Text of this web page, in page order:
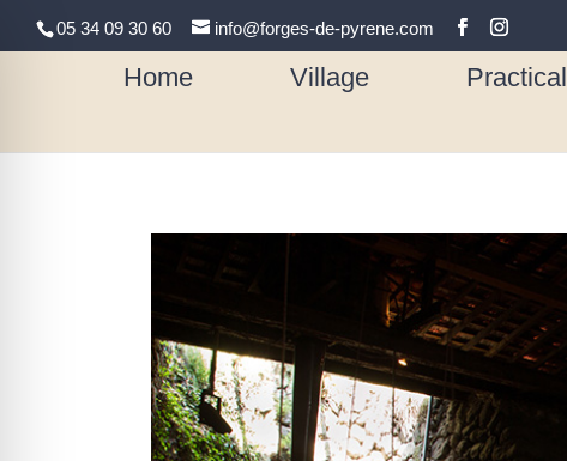
05 34 09 30 60 info@forges-de-pyrene.com
Home Village Practical